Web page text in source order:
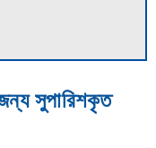
জন্য সুপারিশকৃত